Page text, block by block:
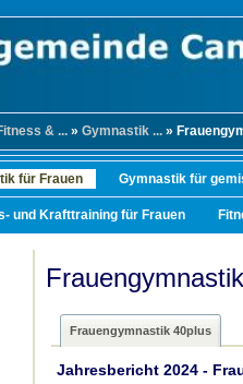
& ... » Gymnastik ... »
für Frauen Gymnastik für
und Krafttraining für Frauen
Frauengymnastik 40plus
Jahresbericht 2024 -